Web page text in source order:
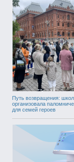
Путь возвращения:
организовала
для семей героев